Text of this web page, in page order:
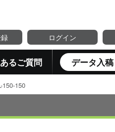
ログイン
るご質問 データ入
150-150